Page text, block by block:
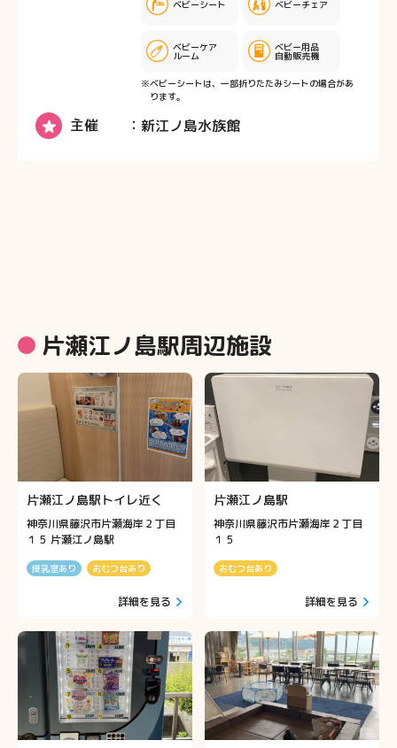
ベビーシート ベビーチェア
ベビーケア
ルーム
ベビー用品
自動販売機
※ベビーシートは、一部折りたたみシートの場合があ
ります。
主催 新江ノ島水族館
片瀬江ノ島駅周辺施設
片瀬江ノ島駅トイレ近く
神奈川県藤沢市片瀬海岸２丁目
１５ 片瀬江ノ島駅
授乳室あり おむつ台あり
詳細を見る
片瀬江ノ島駅
神奈川県藤沢市片瀬海岸２丁目
１５
おむつ台あり
詳細を見る